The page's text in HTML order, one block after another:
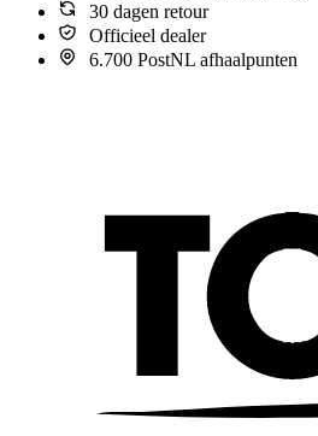
30 dagen retour
Officieel dealer
6.700 PostNL afhaalpunten